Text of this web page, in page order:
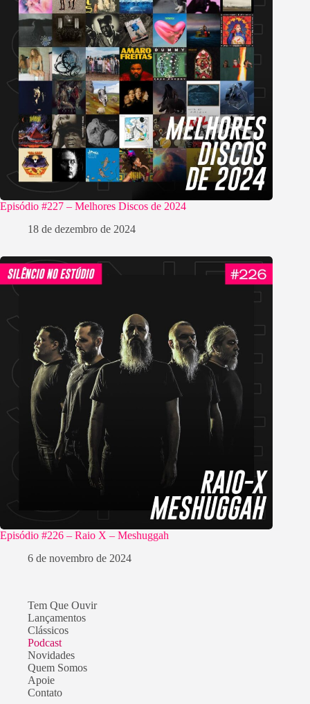
Episódio #227 – Melhores Discos de 2024
18 de dezembro de 2024
Episódio #226 – Raio X – Meshuggah
6 de novembro de 2024
Tem Que Ouvir
Lançamentos
Clássicos
Podcast
Novidades
Quem Somos
Apoie
Contato